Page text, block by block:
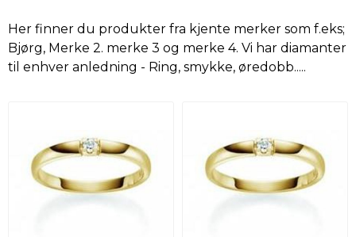
Her finner du produkter fra kjente merker som f.eks;
Bjørg, Merke 2. merke 3 og merke 4. Vi har diamanter
til enhver anledning - Ring, smykke, øredobb.....